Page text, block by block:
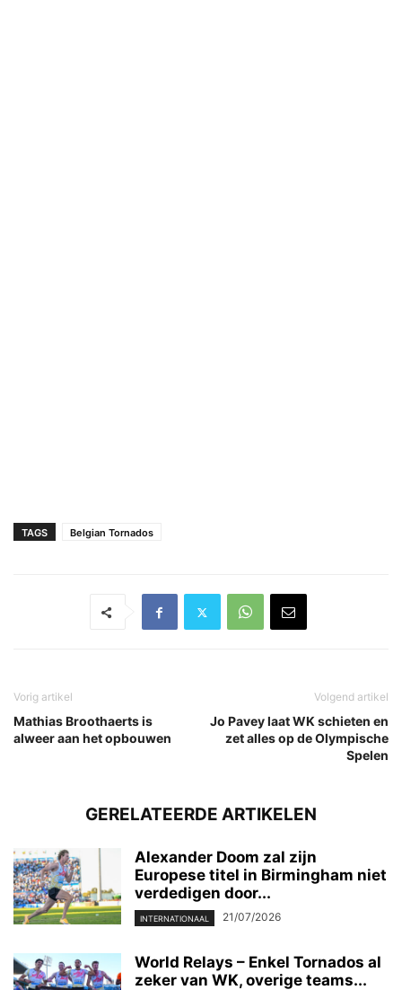
TAGS Belgian Tornados
Vorig artikel
Mathias Broothaerts is
alweer aan het opbouwen
Volgend artikel
Jo Pavey laat WK schieten en
zet alles op de Olympische
Spelen
GERELATEERDE ARTIKELEN
Alexander Doom zal zijn
Europese titel in Birmingham niet
verdedigen door...
INTERNATIONAAL 21/07/2026
World Relays – Enkel Tornados al
zeker van WK, overige teams...